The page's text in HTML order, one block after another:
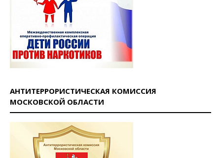
АНТИТЕРРОРИСТИЧЕСКАЯ КОМИССИЯ
МОСКОВСКОЙ ОБЛАСТИ